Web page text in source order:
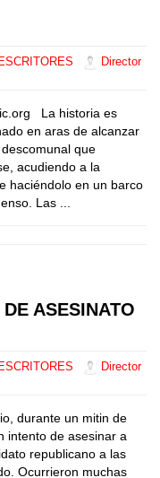
Director
La historia es
en aras de alcanzar
que
acudiendo a la
haciéndolo en un barco
Las ...
ASESINATO
Director
durante un mitin de
intento de asesinar a
republicano a las
Ocurrieron muchas